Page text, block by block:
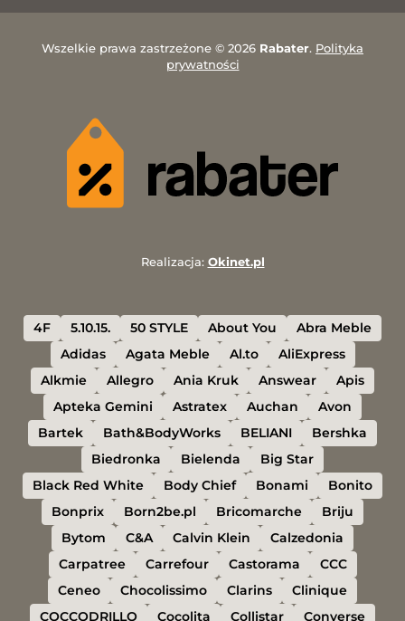
Wszelkie prawa zastrzeżone © 2026 Rabater. Polityka
prywatności
Realizacja: Okinet.pl
4F 5.10.15. 50 STYLE About You
Abra Meble
Adidas
Agata Meble Al.to
AliExpress
Alkmie
Allegro Ania Kruk Answear
Apis
Apteka Gemini
Astratex Auchan
Avon
Bartek
Bath&BodyWorks BELIANI
Bershka
Biedronka
Bielenda
Big Star
Black Red White
Body Chief Bonami
Bonito
Bonprix
Born2be.pl Bricomarche
Briju
Bytom
C&A Calvin Klein
Calzedonia
Carpatree
Carrefour Castorama
CCC
Ceneo
Chocolissimo Clarins
Clinique
COCCODRILLO
Cocolita Collistar Converse